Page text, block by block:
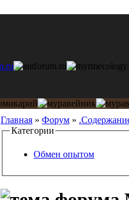
Главная » Форум »
Категории
Обмен опытом